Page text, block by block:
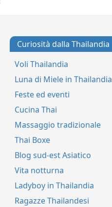
Curiosità dalla Thailandia
Voli Thailandia
Luna di Miele in Thailandia
Feste ed eventi
Cucina Thai
Massaggio tradizionale
Thai Boxe
Blog sud-est Asiatico
Vita notturna
Ladyboy in Thailandia
Ragazze Thailandesi